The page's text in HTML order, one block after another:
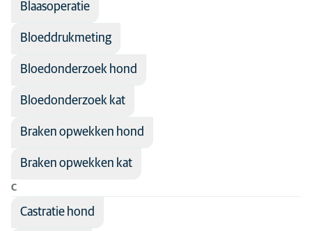
Dermatologie
Diagnostische beeldvorming
Fysiotherapie
Gedrag
Blaasoperatie
Bloeddrukmeting
Bloedonderzoek hond
Bloedonderzoek kat
Braken opwekken hond
Braken opwekken kat
C
Castratie hond